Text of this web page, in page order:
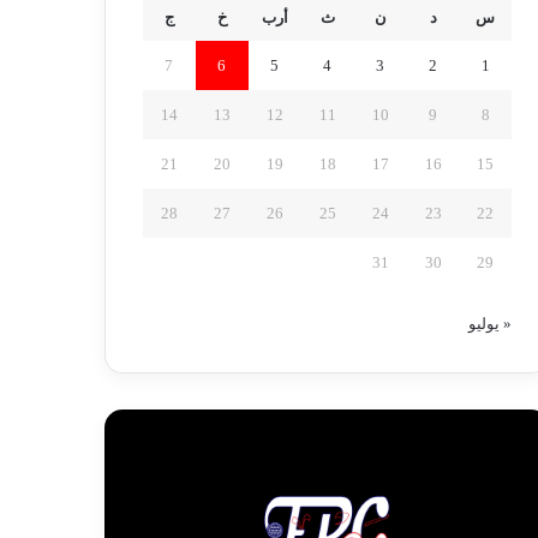
س د ن ث أرب خ ج
1
2
3
4
5
6
7
8
9
10
11
12
13
14
15
16
17
18
19
20
21
22
23
24
25
26
27
28
29
30
31
« يوليو